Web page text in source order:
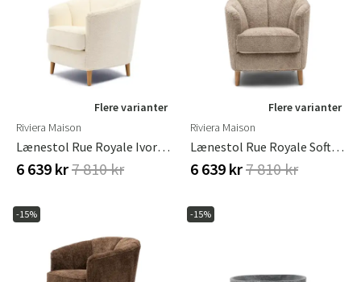
Flere varianter
Riviera Maison
Lænestol Rue Royale Ivory White
6 639 kr7 810 kr
Flere varianter
Riviera Maison
Lænestol Rue Royale Soft Walnut
6 639 kr7 810 kr
-15% -15%